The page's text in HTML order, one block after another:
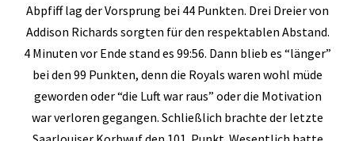
Abpfiff lag der Vorsprung bei 44 Punkten. Drei Dreier von
Addison Richards sorgten für den respektablen Abstand.
4 Minuten vor Ende stand es 99:56. Dann blieb es “länger”
bei den 99 Punkten, denn die Royals waren wohl müde
geworden oder “die Luft war raus” oder die Motivation
war verloren gegangen. Schließlich brachte der letzte